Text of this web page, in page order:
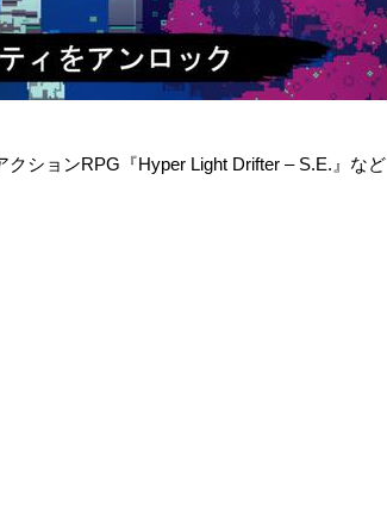
ションRPG『Hyper Light Drifter – S.E.』など